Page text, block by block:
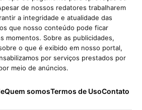
de nossos redatores trabalharem
a integridade e atualidade das
que nosso conteúdo pode ficar
momentos. Sobre as publicidades,
o que é exibido em nosso portal,
por serviços prestados por
meio de anúncios.
Quem somosTermos de UsoContato